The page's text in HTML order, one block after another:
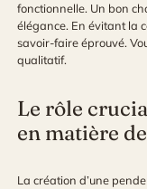
fonctionnelle. Un bon
élégance. En évitant la
savoir-faire éprouvé.
qualitatif.
Le rôle
en matière
La création d’une